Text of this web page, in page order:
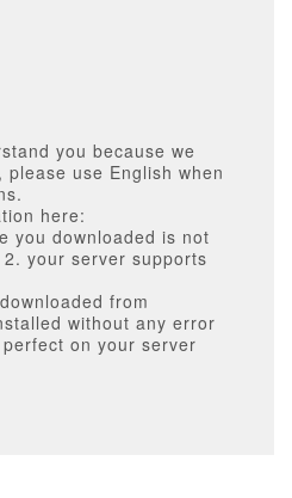
you because we
use English when
here:
you downloaded is not
your server supports
from
without any error
on your server